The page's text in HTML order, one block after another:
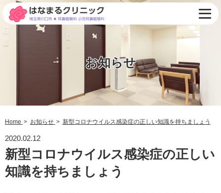
お知らせ
Home お知らせ 新型コロナウイルス感染症の正しい知識を持ちましょう
2020.02.12
新型コロナウイルス感染症の正しい
知識を持ちましょう